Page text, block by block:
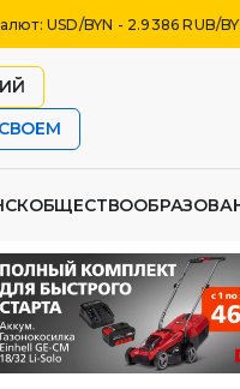
USD/BYN - 2.9386 RUB/
СВОЕМ
ОБЩЕСТВО